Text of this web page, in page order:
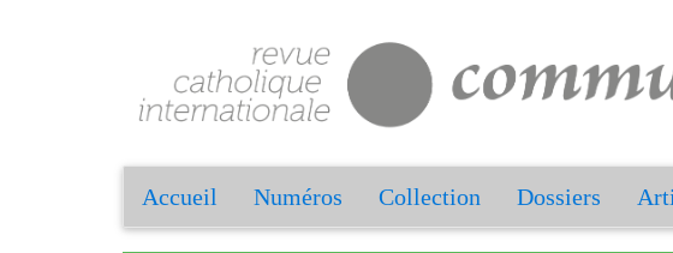
Accueil Numéros Collection Dossiers